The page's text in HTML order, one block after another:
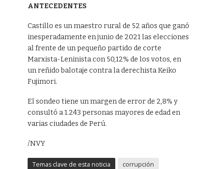
ANTECEDENTES
Castillo es un maestro rural de 52 años que ganó
inesperadamente en junio de 2021 las elecciones
al frente de un pequeño partido de corte
Marxista-Leninista con 50,12% de los votos, en
un reñido balotaje contra la derechista Keiko
Fujimori.
El sondeo tiene un margen de error de 2,8% y
consultó a 1.243 personas mayores de edad en
varias ciudades de Perú.
/NVY
Temas clave de esta noticia
corrupción